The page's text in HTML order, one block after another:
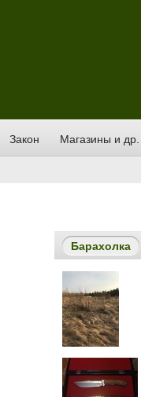
Закон Магазины и др.
Барахолка